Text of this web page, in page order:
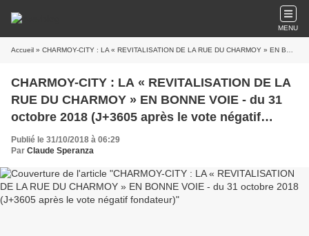
MENU
Accueil » CHARMOY-CITY : LA « REVITALISATION DE LA RUE DU CHARMOY » EN BONNE VOIE - du 31 octobre 2018 (J+3605 après le vote négatif fondateur)
CHARMOY-CITY : LA « REVITALISATION DE LA
RUE DU CHARMOY » EN BONNE VOIE - du 31
octobre 2018 (J+3605 après le vote négatif
fondateur)
Publié le 31/10/2018 à 06:29
Par Claude Speranza